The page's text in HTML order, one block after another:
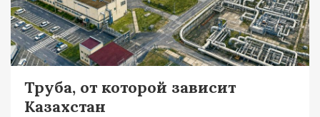
Труба, от которой зависит
Казахстан